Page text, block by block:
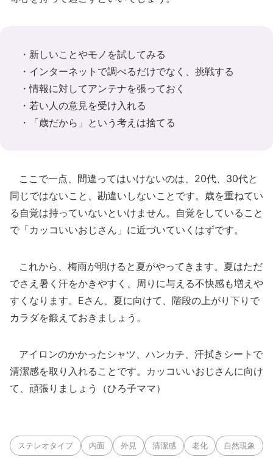
・新しいことやモノを試してみる
・インターネットで調べるだけでなく、挑戦する
・情報に対してアンテナを張っておく
・若い人の意見を受け入れる
・「歳だから」という考えは捨てる
ここで一点、間違ってはいけないのは、20代、30代と
同じではないこと、勘違いしないことです。歳を重ねてい
る自覚は持っていないといけません。自覚をしていること
で「カッコいいおじさん」に近づいていくはずです。
これから、梅雨が明けると夏がやってきます。夏はただ
でさえ暑く汗をかきやすく、周りに与える不快感も増えや
すくなります。Eさん、夏に向けて、階段の上がり下りで
カラダを鍛えておきましょう。
アイロンのかかったシャツ、ハンカチ、汗拭きシートで
清潔感を取り入れることです。カッコいいおじさんに向け
て、頑張りましょう（ひろ子ママ）
ステレオタイプ 内面 外見 清潔感 老化 自然現象